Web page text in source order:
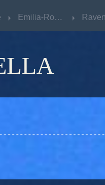
Emilia-Romagna
Emilia-Romagna